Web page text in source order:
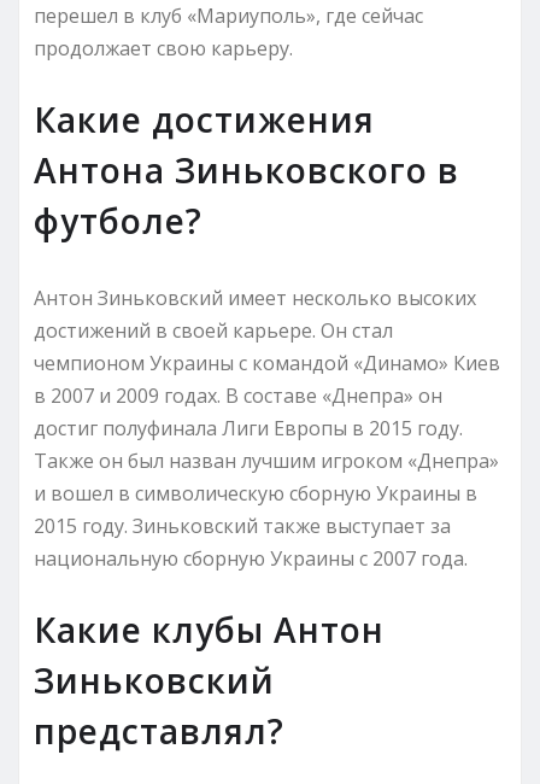
перешел в клуб «Мариуполь», где сейчас
продолжает свою карьеру.
Какие достижения
Антона Зиньковского в
футболе?
Антон Зиньковский имеет несколько высоких
достижений в своей карьере. Он стал
чемпионом Украины с командой «Динамо» Киев
в 2007 и 2009 годах. В составе «Днепра» он
достиг полуфинала Лиги Европы в 2015 году.
Также он был назван лучшим игроком «Днепра»
и вошел в символическую сборную Украины в
2015 году. Зиньковский также выступает за
национальную сборную Украины с 2007 года.
Какие клубы Антон
Зиньковский
представлял?